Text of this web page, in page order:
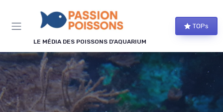
LE MÉDIA DES POISSONS D'AQUARIUM
TOPs